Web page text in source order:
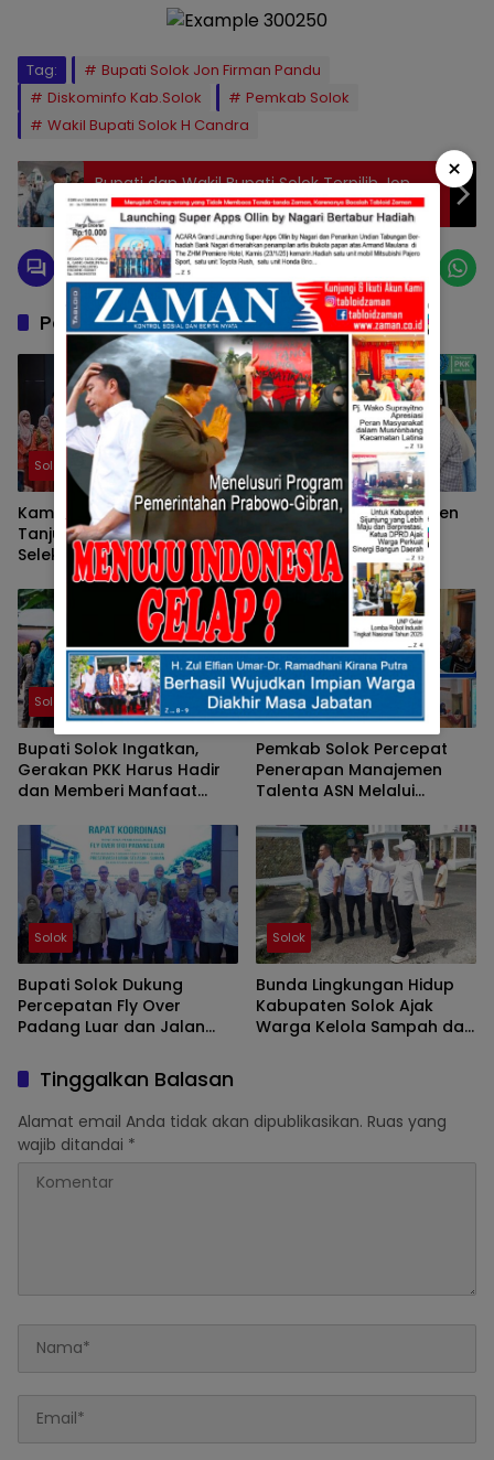
Tag:
Bupati Solok Jon Firman Pandu
Diskominfo Kab.Solok
Pemkab Solok
Wakil Bupati Solok H Candra
Bupati dan Wakil Bupati Solok Terpilih Jon
Firman Pandu – H. Candra ikuti Gladi Kotor
Pelantikan
Pos Terkait
Solok
Kampung KB Nagari
Tanjung Balik Solok Ikuti
Seleksi Wawancara
Tingkat Nasional 2026
Ketua TP-PKK Kabupaten
Solok Tunjukkan
Kepedulian terhadap
Korban Bencana
Sepanjang 2025
Solok
Bupati Solok Ingatkan,
Gerakan PKK Harus Hadir
dan Memberi Manfaat
Solok
Pemkab Solok Percepat
Penerapan Manajemen
Talenta ASN Melalui
Solok
Bupati Solok Dukung
Percepatan Fly Over
Padang Luar dan Jalan
Solok
Bunda Lingkungan Hidup
Kabupaten Solok Ajak
Warga Kelola Sampah dari
Tinggalkan Balasan
Alamat email Anda tidak akan dipublikasikan. Ruas yang
wajib ditandai *
×